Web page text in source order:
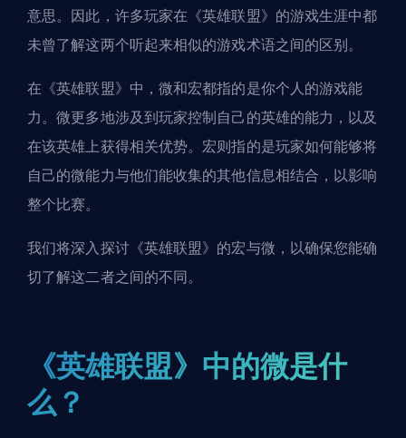
意思。因此，许多玩家在《英雄联盟》的游戏生涯中都
未曾了解这两个听起来相似的游戏术语之间的区别。
在《英雄联盟》中，微和宏都指的是你个人的游戏能
力。微更多地涉及到玩家控制自己的英雄的能力，以及
在该英雄上获得相关优势。宏则指的是玩家如何能够将
自己的微能力与他们能收集的其他信息相结合，以影响
整个比赛。
我们将深入探讨《英雄联盟》的宏与微，以确保您能确
切了解这二者之间的不同。
《英雄联盟》中的微是什
么？